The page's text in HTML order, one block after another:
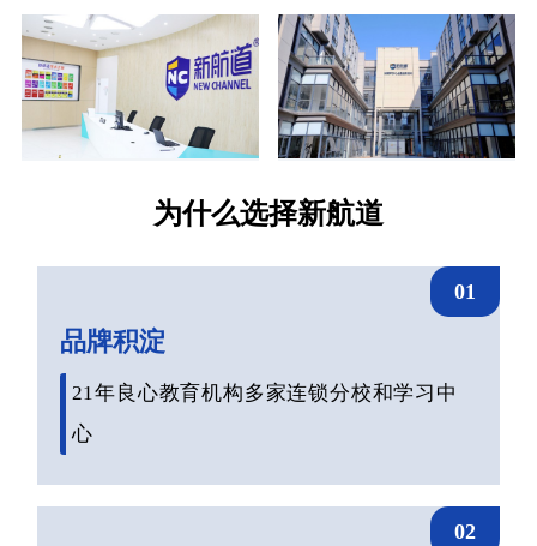
为什么选择新航道
01
品牌积淀
21年良心教育机构多家连锁分校和学习中
心
02